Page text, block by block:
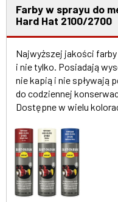
Farby w sprayu do
Hard Hat 2100/2700
Najwyższej jakości
i nie tylko. Posiadają
nie kapią i nie spływają
do codziennej
Dostępne w wielu